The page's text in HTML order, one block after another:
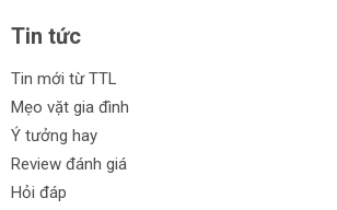
Tin tức
Tin mới từ TTL
Mẹo vặt gia đình
Ý tưởng hay
Review đánh giá
Hỏi đáp